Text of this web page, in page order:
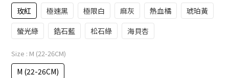
玫紅 極速黑 極限白 麻灰 熱血橘
琥珀黃
螢光綠
鋯石藍 松石綠 海貝杏
Size : M (22-26CM)
M (22-26CM)